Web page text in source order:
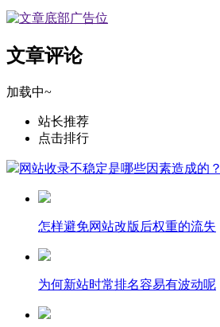
文章评论
加载中~
站长推荐
点击排行
网站收录不稳定是哪些因素造成的？
怎样避免网站改版后权重的流失
为何新站时常排名容易有波动呢